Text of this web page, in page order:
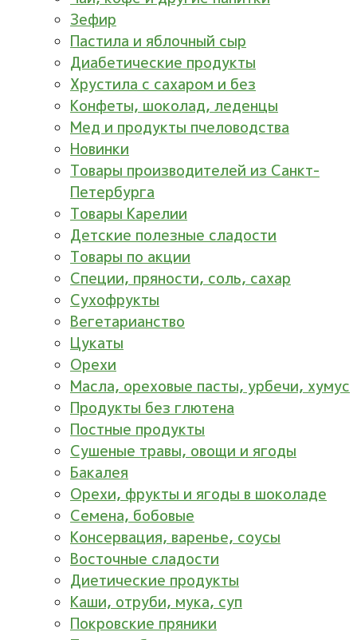
Зефир
Пастила и яблочный сыр
Диабетические продукты
Хрустила с сахаром и без
Конфеты, шоколад, леденцы
Мед и продукты пчеловодства
Новинки
Товары производителей из Санкт-
Петербурга
Товары Карелии
Детские полезные сладости
Товары по акции
Специи, пряности, соль, сахар
Сухофрукты
Вегетарианство
Цукаты
Орехи
Масла, ореховые пасты, урбечи, хумус
Продукты без глютена
Постные продукты
Сушеные травы, овощи и ягоды
Бакалея
Орехи, фрукты и ягоды в шоколаде
Семена, бобовые
Консервация, варенье, соусы
Восточные сладости
Диетические продукты
Каши, отруби, мука, суп
Покровские пряники